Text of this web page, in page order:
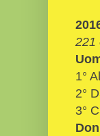
221
1°
2°
3°